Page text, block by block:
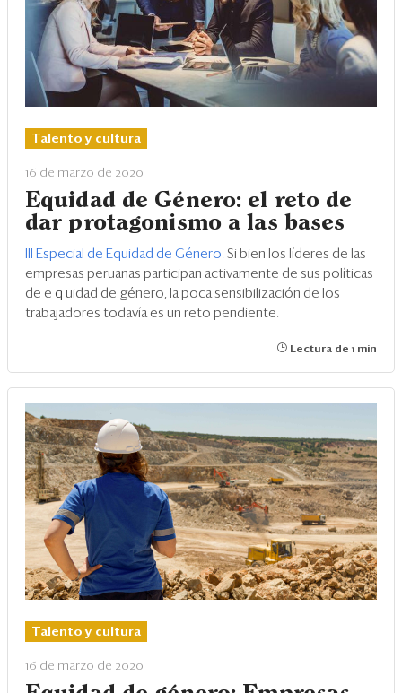
Talento y cultura
16 de marzo de 2020
Equidad de Género: el reto de
dar protagonismo a las bases
III Especial de Equidad de Género. Si bien los líderes de las
empresas peruanas participan activamente de sus políticas
de e q uidad de género, la poca sensibilización de los
trabajadores todavía es un reto pendiente.
Lectura de 1 min
Talento y cultura
16 de marzo de 2020